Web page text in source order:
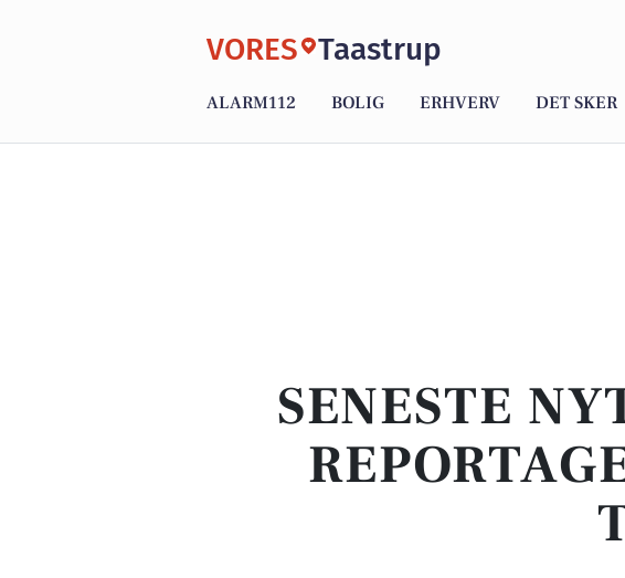
VORES Taastrup
ALARM112 BOLIG ERHVERV DET SKER
SENESTE